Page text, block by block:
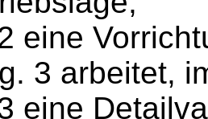
eine
3 arbeitet,
eine